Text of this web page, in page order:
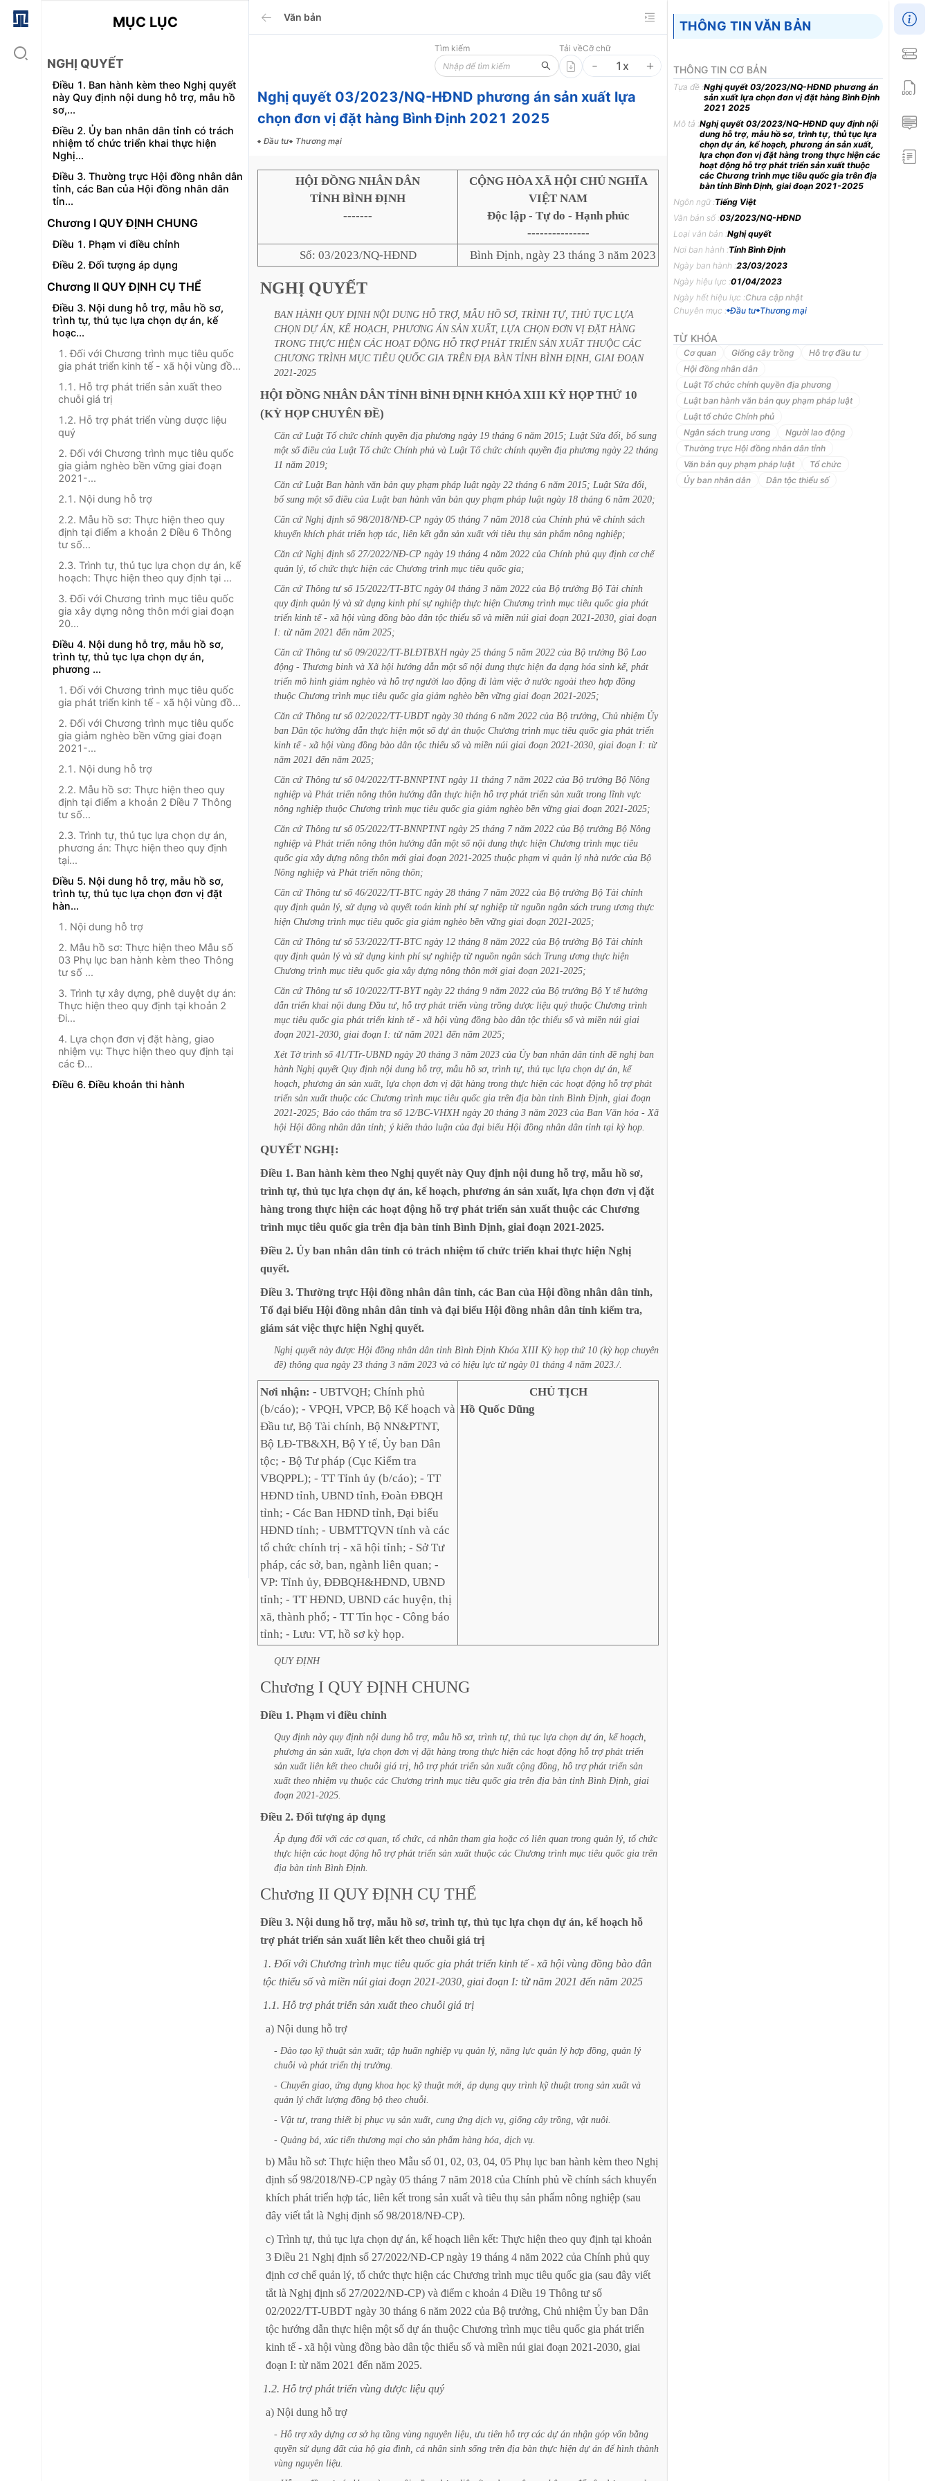
MỤC LỤC
NGHỊ QUYẾT
Điều 1. Ban hành kèm theo Nghị quyết
này Quy định nội dung hỗ trợ, mẫu hồ
sơ,...
Điều 2. Ủy ban nhân dân tỉnh có trách
nhiệm tổ chức triển khai thực hiện
Nghị...
Điều 3. Thường trực Hội đồng nhân dân
tỉnh, các Ban của Hội đồng nhân dân
tỉn...
Chương I QUY ĐỊNH CHUNG
Điều 1. Phạm vi điều chỉnh
Điều 2. Đối tượng áp dụng
Chương II QUY ĐỊNH CỤ THỂ
Điều 3. Nội dung hỗ trợ, mẫu hồ sơ,
trình tự, thủ tục lựa chọn dự án, kế
hoạc...
1. Đối với Chương trình mục tiêu quốc
gia phát triển kinh tế - xã hội vùng đồ...
1.1. Hỗ trợ phát triển sản xuất theo
chuỗi giá trị
1.2. Hỗ trợ phát triển vùng dược liệu
quý
2. Đối với Chương trình mục tiêu quốc
gia giảm nghèo bền vững giai đoạn
2021-...
2.1. Nội dung hỗ trợ
2.2. Mẫu hồ sơ: Thực hiện theo quy
định tại điểm a khoản 2 Điều 6 Thông
tư số...
2.3. Trình tự, thủ tục lựa chọn dự án, kế
hoạch: Thực hiện theo quy định tại ...
3. Đối với Chương trình mục tiêu quốc
gia xây dựng nông thôn mới giai đoạn
20...
Điều 4. Nội dung hỗ trợ, mẫu hồ sơ,
trình tự, thủ tục lựa chọn dự án,
phương ...
1. Đối với Chương trình mục tiêu quốc
gia phát triển kinh tế - xã hội vùng đồ...
2. Đối với Chương trình mục tiêu quốc
gia giảm nghèo bền vững giai đoạn
2021-...
2.1. Nội dung hỗ trợ
2.2. Mẫu hồ sơ: Thực hiện theo quy
định tại điểm a khoản 2 Điều 7 Thông
tư số...
2.3. Trình tự, thủ tục lựa chọn dự án,
phương án: Thực hiện theo quy định
tại...
Điều 5. Nội dung hỗ trợ, mẫu hồ sơ,
trình tự, thủ tục lựa chọn đơn vị đặt
hàn...
1. Nội dung hỗ trợ
2. Mẫu hồ sơ: Thực hiện theo Mẫu số
03 Phụ lục ban hành kèm theo Thông
tư số ...
3. Trình tự xây dựng, phê duyệt dự án:
Thực hiện theo quy định tại khoản 2
Đi...
4. Lựa chọn đơn vị đặt hàng, giao
nhiệm vụ: Thực hiện theo quy định tại
các Đ...
Điều 6. Điều khoản thi hành
Văn bản
Tìm kiếm Tải vềCỡ chữ
1 x
Nghị quyết 03/2023/NQ-HĐND phương án sản xuất lựa
chọn đơn vị đặt hàng Bình Định 2021 2025
Đầu tư Thương mại
HỘI ĐỒNG NHÂN DÂN
TỈNH BÌNH ĐỊNH
-------
CỘNG HÒA XÃ HỘI CHỦ NGHĨA
VIỆT NAM
Độc lập - Tự do - Hạnh phúc
---------------
Số: 03/2023/NQ-HĐND
Bình Định, ngày 23 tháng 3 năm 2023
NGHỊ QUYẾT
BAN HÀNH QUY ĐỊNH NỘI DUNG HỖ TRỢ, MẪU HỒ SƠ, TRÌNH TỰ, THỦ TỤC LỰA
CHỌN DỰ ÁN, KẾ HOẠCH, PHƯƠNG ÁN SẢN XUẤT, LỰA CHỌN ĐƠN VỊ ĐẶT HÀNG
TRONG THỰC HIỆN CÁC HOẠT ĐỘNG HỖ TRỢ PHÁT TRIỂN SẢN XUẤT THUỘC CÁC
CHƯƠNG TRÌNH MỤC TIÊU QUỐC GIA TRÊN ĐỊA BÀN TỈNH BÌNH ĐỊNH, GIAI ĐOẠN
2021-2025
HỘI ĐỒNG NHÂN DÂN TỈNH BÌNH ĐỊNH KHÓA XIII KỲ HỌP THỨ 10
(KỲ HỌP CHUYÊN ĐỀ)
Căn cứ Luật Tổ chức chính quyền địa phương ngày 19 tháng 6 năm 2015; Luật Sửa đổi, bổ sung
một số điều của Luật Tổ chức Chính phủ và Luật Tổ chức chính quyền địa phương ngày 22 tháng
11 năm 2019;
Căn cứ Luật Ban hành văn bản quy phạm pháp luật ngày 22 tháng 6 năm 2015; Luật Sửa đổi,
bổ sung một số điều của Luật ban hành văn bản quy phạm pháp luật ngày 18 tháng 6 năm 2020;
Căn cứ Nghị định số 98/2018/NĐ-CP ngày 05 tháng 7 năm 2018 của Chính phủ về chính sách
khuyến khích phát triển hợp tác, liên kết gắn sản xuất với tiêu thụ sản phẩm nông nghiệp;
Căn cứ Nghị định số 27/2022/NĐ-CP ngày 19 tháng 4 năm 2022 của Chính phủ quy định cơ chế
quản lý, tổ chức thực hiện các Chương trình mục tiêu quốc gia;
Căn cứ Thông tư số 15/2022/TT-BTC ngày 04 tháng 3 năm 2022 của Bộ trưởng Bộ Tài chính
quy định quản lý và sử dụng kinh phí sự nghiệp thực hiện Chương trình mục tiêu quốc gia phát
triển kinh tế - xã hội vùng đồng bào dân tộc thiểu số và miền núi giai đoạn 2021-2030, giai đoạn
I: từ năm 2021 đến năm 2025;
Căn cứ Thông tư số 09/2022/TT-BLĐTBXH ngày 25 tháng 5 năm 2022 của Bộ trưởng Bộ Lao
động - Thương binh và Xã hội hướng dẫn một số nội dung thực hiện đa dạng hóa sinh kế, phát
triển mô hình giảm nghèo và hỗ trợ người lao động đi làm việc ở nước ngoài theo hợp đồng
thuộc Chương trình mục tiêu quốc gia giảm nghèo bền vững giai đoạn 2021-2025;
Căn cứ Thông tư số 02/2022/TT-UBDT ngày 30 tháng 6 năm 2022 của Bộ trưởng, Chủ nhiệm Ủy
ban Dân tộc hướng dẫn thực hiện một số dự án thuộc Chương trình mục tiêu quốc gia phát triển
kinh tế - xã hội vùng đồng bào dân tộc thiểu số và miền núi giai đoạn 2021-2030, giai đoạn I: từ
năm 2021 đến năm 2025;
Căn cứ Thông tư số 04/2022/TT-BNNPTNT ngày 11 tháng 7 năm 2022 của Bộ trưởng Bộ Nông
nghiệp và Phát triển nông thôn hướng dẫn thực hiện hỗ trợ phát triển sản xuất trong lĩnh vực
nông nghiệp thuộc Chương trình mục tiêu quốc gia giảm nghèo bền vững giai đoạn 2021-2025;
Căn cứ Thông tư số 05/2022/TT-BNNPTNT ngày 25 tháng 7 năm 2022 của Bộ trưởng Bộ Nông
nghiệp và Phát triển nông thôn hướng dẫn một số nội dung thực hiện Chương trình mục tiêu
quốc gia xây dựng nông thôn mới giai đoạn 2021-2025 thuộc phạm vi quản lý nhà nước của Bộ
Nông nghiệp và Phát triển nông thôn;
Căn cứ Thông tư số 46/2022/TT-BTC ngày 28 tháng 7 năm 2022 của Bộ trưởng Bộ Tài chính
quy định quản lý, sử dụng và quyết toán kinh phí sự nghiệp từ nguồn ngân sách trung ương thực
hiện Chương trình mục tiêu quốc gia giảm nghèo bền vững giai đoạn 2021-2025;
Căn cứ Thông tư số 53/2022/TT-BTC ngày 12 tháng 8 năm 2022 của Bộ trưởng Bộ Tài chính
quy định quản lý và sử dụng kinh phí sự nghiệp từ nguồn ngân sách Trung ương thực hiện
Chương trình mục tiêu quốc gia xây dựng nông thôn mới giai đoạn 2021-2025;
Căn cứ Thông tư số 10/2022/TT-BYT ngày 22 tháng 9 năm 2022 của Bộ trưởng Bộ Y tế hướng
dẫn triển khai nội dung Đầu tư, hỗ trợ phát triển vùng trồng dược liệu quý thuộc Chương trình
mục tiêu quốc gia phát triển kinh tế - xã hội vùng đồng bào dân tộc thiểu số và miền núi giai
đoạn 2021-2030, giai đoạn I: từ năm 2021 đến năm 2025;
Xét Tờ trình số 41/TTr-UBND ngày 20 tháng 3 năm 2023 của Ủy ban nhân dân tỉnh đề nghị ban
hành Nghị quyết Quy định nội dung hỗ trợ, mẫu hồ sơ, trình tự, thủ tục lựa chọn dự án, kế
hoạch, phương án sản xuất, lựa chọn đơn vị đặt hàng trong thực hiện các hoạt động hỗ trợ phát
triển sản xuất thuộc các Chương trình mục tiêu quốc gia trên địa bàn tỉnh Bình Định, giai đoạn
2021-2025; Báo cáo thẩm tra số 12/BC-VHXH ngày 20 tháng 3 năm 2023 của Ban Văn hóa - Xã
hội Hội đồng nhân dân tỉnh; ý kiến thảo luận của đại biểu Hội đồng nhân dân tỉnh tại kỳ họp.
QUYẾT NGHỊ:
Điều 1. Ban hành kèm theo Nghị quyết này Quy định nội dung hỗ trợ, mẫu hồ sơ,
trình tự, thủ tục lựa chọn dự án, kế hoạch, phương án sản xuất, lựa chọn đơn vị đặt
hàng trong thực hiện các hoạt động hỗ trợ phát triển sản xuất thuộc các Chương
trình mục tiêu quốc gia trên địa bàn tỉnh Bình Định, giai đoạn 2021-2025.
Điều 2. Ủy ban nhân dân tỉnh có trách nhiệm tổ chức triển khai thực hiện Nghị
quyết.
Điều 3. Thường trực Hội đồng nhân dân tỉnh, các Ban của Hội đồng nhân dân tỉnh,
Tổ đại biểu Hội đồng nhân dân tỉnh và đại biểu Hội đồng nhân dân tỉnh kiểm tra,
giám sát việc thực hiện Nghị quyết.
Nghị quyết này được Hội đồng nhân dân tỉnh Bình Định Khóa XIII Kỳ họp thứ 10 (kỳ họp chuyên
đề) thông qua ngày 23 tháng 3 năm 2023 và có hiệu lực từ ngày 01 tháng 4 năm 2023./.
Nơi nhận: - UBTVQH; Chính phủ
(b/cáo); - VPQH, VPCP, Bộ Kế hoạch và
Đầu tư, Bộ Tài chính, Bộ NN&PTNT,
Bộ LĐ-TB&XH, Bộ Y tế, Ủy ban Dân
tộc; - Bộ Tư pháp (Cục Kiểm tra
VBQPPL); - TT Tỉnh ủy (b/cáo); - TT
HĐND tỉnh, UBND tỉnh, Đoàn ĐBQH
tỉnh; - Các Ban HĐND tỉnh, Đại biểu
HĐND tỉnh; - UBMTTQVN tỉnh và các
tổ chức chính trị - xã hội tỉnh; - Sở Tư
pháp, các sở, ban, ngành liên quan; -
VP: Tỉnh ủy, ĐĐBQH&HĐND, UBND
tỉnh; - TT HĐND, UBND các huyện, thị
xã, thành phố; - TT Tin học - Công báo
tỉnh; - Lưu: VT, hồ sơ kỳ họp.
CHỦ TỊCH
Hồ Quốc Dũng
QUY ĐỊNH
Chương I QUY ĐỊNH CHUNG
Điều 1. Phạm vi điều chỉnh
Quy định này quy định nội dung hỗ trợ, mẫu hồ sơ, trình tự, thủ tục lựa chọn dự án, kế hoạch,
phương án sản xuất, lựa chọn đơn vị đặt hàng trong thực hiện các hoạt động hỗ trợ phát triển
sản xuất liên kết theo chuỗi giá trị, hỗ trợ phát triển sản xuất cộng đồng, hỗ trợ phát triển sản
xuất theo nhiệm vụ thuộc các Chương trình mục tiêu quốc gia trên địa bàn tỉnh Bình Định, giai
đoạn 2021-2025.
Điều 2. Đối tượng áp dụng
Áp dụng đối với các cơ quan, tổ chức, cá nhân tham gia hoặc có liên quan trong quản lý, tổ chức
thực hiện các hoạt động hỗ trợ phát triển sản xuất thuộc các Chương trình mục tiêu quốc gia trên
địa bàn tỉnh Bình Định.
Chương II QUY ĐỊNH CỤ THỂ
Điều 3. Nội dung hỗ trợ, mẫu hồ sơ, trình tự, thủ tục lựa chọn dự án, kế hoạch hỗ
trợ phát triển sản xuất liên kết theo chuỗi giá trị
1. Đối với Chương trình mục tiêu quốc gia phát triển kinh tế - xã hội vùng đồng bào dân
tộc thiểu số và miền núi giai đoạn 2021-2030, giai đoạn I: từ năm 2021 đến năm 2025
1.1. Hỗ trợ phát triển sản xuất theo chuỗi giá trị
a) Nội dung hỗ trợ
- Đào tạo kỹ thuật sản xuất; tập huấn nghiệp vụ quản lý, năng lực quản lý hợp đồng, quản lý
chuỗi và phát triển thị trường.
- Chuyển giao, ứng dụng khoa học kỹ thuật mới, áp dụng quy trình kỹ thuật trong sản xuất và
quản lý chất lượng đồng bộ theo chuỗi.
- Vật tư, trang thiết bị phục vụ sản xuất, cung ứng dịch vụ, giống cây trồng, vật nuôi.
- Quảng bá, xúc tiến thương mại cho sản phẩm hàng hóa, dịch vụ.
b) Mẫu hồ sơ: Thực hiện theo Mẫu số 01, 02, 03, 04, 05 Phụ lục ban hành kèm theo Nghị
định số 98/2018/NĐ-CP ngày 05 tháng 7 năm 2018 của Chính phủ về chính sách khuyến
khích phát triển hợp tác, liên kết trong sản xuất và tiêu thụ sản phẩm nông nghiệp (sau
đây viết tắt là Nghị định số 98/2018/NĐ-CP).
c) Trình tự, thủ tục lựa chọn dự án, kế hoạch liên kết: Thực hiện theo quy định tại khoản
3 Điều 21 Nghị định số 27/2022/NĐ-CP ngày 19 tháng 4 năm 2022 của Chính phủ quy
định cơ chế quản lý, tổ chức thực hiện các Chương trình mục tiêu quốc gia (sau đây viết
tắt là Nghị định số 27/2022/NĐ-CP) và điểm c khoản 4 Điều 19 Thông tư số
02/2022/TT-UBDT ngày 30 tháng 6 năm 2022 của Bộ trưởng, Chủ nhiệm Ủy ban Dân
tộc hướng dẫn thực hiện một số dự án thuộc Chương trình mục tiêu quốc gia phát triển
kinh tế - xã hội vùng đồng bào dân tộc thiểu số và miền núi giai đoạn 2021-2030, giai
đoạn I: từ năm 2021 đến năm 2025.
1.2. Hỗ trợ phát triển vùng dược liệu quý
a) Nội dung hỗ trợ
- Hỗ trợ xây dựng cơ sở hạ tầng vùng nguyên liệu, ưu tiên hỗ trợ các dự án nhận góp vốn bằng
quyền sử dụng đất của hộ gia đình, cá nhân sinh sống trên địa bàn thực hiện dự án để hình thành
vùng nguyên liệu.
THÔNG TIN VĂN BẢN
THÔNG TIN CƠ BẢN
Tựa đề :Nghị quyết 03/2023/NQ-HĐND phương án
sản xuất lựa chọn đơn vị đặt hàng Bình Định
2021 2025
Mô tả :Nghị quyết 03/2023/NQ-HĐND quy định nội
dung hỗ trợ, mẫu hồ sơ, trình tự, thủ tục lựa
chọn dự án, kế hoạch, phương án sản xuất,
lựa chọn đơn vị đặt hàng trong thực hiện các
hoạt động hỗ trợ phát triển sản xuất thuộc
các Chương trình mục tiêu quốc gia trên địa
bàn tỉnh Bình Định, giai đoạn 2021-2025
Ngôn ngữ :Tiếng Việt
Văn bản số :03/2023/NQ-HĐND
Loại văn bản :Nghị quyết
Nơi ban hành :Tỉnh Bình Định
Ngày ban hành :23/03/2023
Ngày hiệu lực :01/04/2023
Ngày hết hiệu lực :Chưa cập nhật
Chuyên mục : Đầu tư Thương mại
TỪ KHÓA
Cơ quan Giống cây trồng
Hỗ trợ đầu tư
Hội đồng nhân dân
Luật Tổ chức chính quyền địa phương
Luật ban hành văn bản quy phạm pháp luật
Luật tổ chức Chính phủ
Ngân sách trung ương
Người lao động
Thường trực Hội đồng nhân dân tỉnh
Văn bản quy phạm pháp luật
Tổ chức
Ủy ban nhân dân
Dân tộc thiểu số